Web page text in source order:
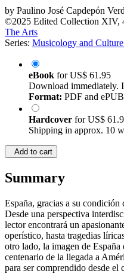
by Paulino José Capdepón
©2025 Edited Collection XIV,
The Arts
Series: Musicology and
eBook forUS$ 61.95
Download immediately.
Format: PDF and
Hardcover forUS$
Shipping in approx. 10
Add to cart
Summary
España, gracias a su
Desde una perspectiva
lector encontrará un
operístico, hasta tragedias
otro lado, la imagen de
centenario de la llegada a
para ser comprendido desde el